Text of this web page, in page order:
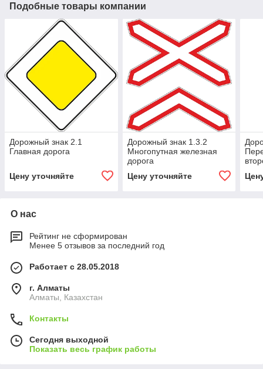
Подобные товары компании
Дорожный знак 2.1
Главная дорога
Цену уточняйте
Дорожный знак 1.3.2
Многопутная железная
дорога
Цену уточняйте
О нас
Рейтинг не сформирован
Менее 5 отзывов за последний год
Работает с 28.05.2018
г. Алматы
Алматы, Казахстан
Контакты
Сегодня выходной
Показать весь график работы